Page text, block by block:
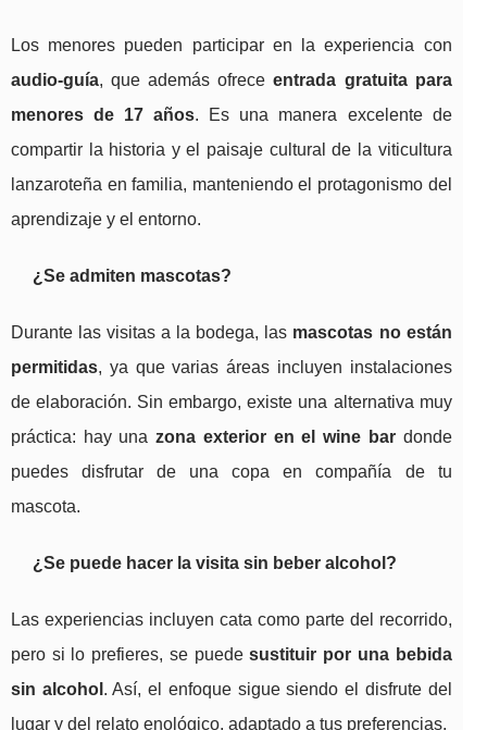
Los menores pueden participar en la experiencia con
audio-guía, que además ofreceentrada gratuita para
menores de 17 años. Es una manera excelente de
compartir la historia y el paisaje cultural de la viticultura
lanzaroteña en familia, manteniendo el protagonismo del
aprendizaje y el entorno.
¿Se admiten mascotas?
Durante las visitas a la bodega, las mascotas no están
permitidas, ya que varias áreas incluyen instalaciones
de elaboración. Sin embargo, existe una alternativa muy
práctica: hay unazona exterior en el wine bardonde
puedes disfrutar de una copa en compañía de tu
mascota.
¿Se puede hacer la visita sin beber alcohol?
Las experiencias incluyen cata como parte del recorrido,
pero si lo prefieres, se puedesustituir por una bebida
sin alcohol . Así, el enfoque sigue siendo el disfrute del
lugar y del relato enológico, adaptado a tus preferencias.